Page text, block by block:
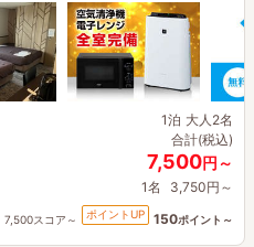
1泊 大人2名
合計(税込)
7,500円～
1名 3,750円～
7,500スコア～ ポイントUP 150ポイント～